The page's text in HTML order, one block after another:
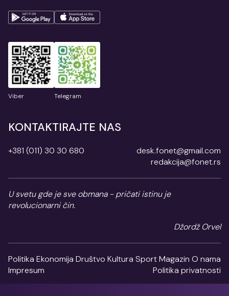
Viber Telegram
KONTAKTIRAJTE NAS
+381 (011) 30 30 680
desk.fonet@gmail.com
redakcija@fonet.rs
U svetu gde je sve obmana - pričati istinu je
revolucionarni čin.
Džordž Orvel
Politika Ekonomija Društvo Kultura SportMagazin O nama
Impresum
Politika privatnosti